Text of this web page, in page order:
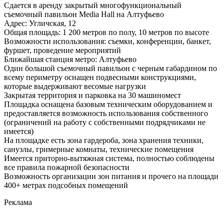
Сдается в аренду закрытый многофункциональный
съемочный павильон Media Hall на Алтуфьево
Адрес: Угличская, 12
Общая площадь: 1 200 метров по полу, 10 метров по высоте
Возможности использования: съемки, конференции, банкет,
фуршет, проведение мероприятий
Ближайшая станция метро: Алтуфьево
Один большой съемочный павильон с черным габардином по
всему периметру оснащен подвесными конструкциями,
которые выдерживают весомые нагрузки
Закрытая территория и парковка на 30 машиномест
Площадка оснащена базовым техническим оборудованием и
предоставляется возможность использования собственного
(ограничений на работу с собственными подрядчиками не
имеется)
На площадке есть зона гардероба, зона хранения техники,
санузлы, гримерные комнаты, технические помещения
Имеется приторно-вытяжная система, полностью соблюдены
все правила пожарной безопасности
Возможность организации зон питания и прочего на площади
400+ метрах подсобных помещений
Реклама